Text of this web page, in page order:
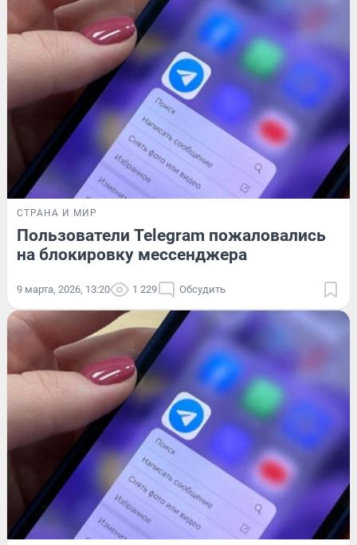
СТРАНА И МИР
Пользователи Telegram пожаловались
на блокировку мессенджера
9 марта, 2026, 13:20 1 229 Обсудить